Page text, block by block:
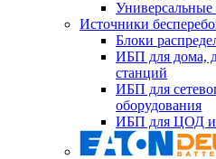
Универсальные
Источники
Блоки
ИБП для дома,
станций
ИБП для
оборудования
ИБП для ЦОД и